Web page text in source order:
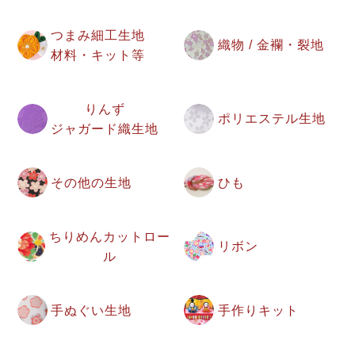
つまみ細工生地
材料・キット等
織物 / 金襴・裂地
りんず
ジャガード織生地
ポリエステル生地
その他の生地 ひも
ちりめんカットロー
ル
リボン
手ぬぐい生地 手作りキット